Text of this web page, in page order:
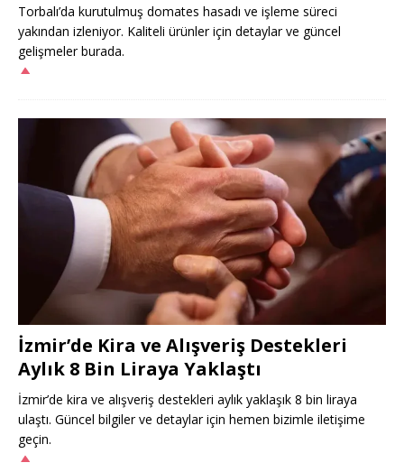
Torbalı’da kurutulmuş domates hasadı ve işleme süreci
yakından izleniyor. Kaliteli ürünler için detaylar ve güncel
gelişmeler burada.
İzmir’de Kira ve Alışveriş Destekleri
Aylık 8 Bin Liraya Yaklaştı
İzmir’de kira ve alışveriş destekleri aylık yaklaşık 8 bin liraya
ulaştı. Güncel bilgiler ve detaylar için hemen bizimle iletişime
geçin.